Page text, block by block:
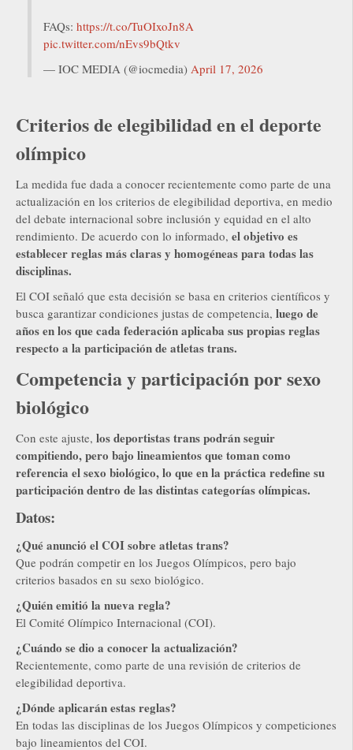
FAQs: https://t.co/TuOIxoJn8A
pic.twitter.com/nEvs9bQtkv
— IOC MEDIA (@iocmedia) April 17, 2026
Criterios de elegibilidad en el deporte
olímpico
La medida fue dada a conocer recientemente como parte de una
actualización en los criterios de elegibilidad deportiva, en medio
del debate internacional sobre inclusión y equidad en el alto
rendimiento. De acuerdo con lo informado, el objetivo es
establecer reglas más claras y homogéneas para todas las
disciplinas.
El COI señaló que esta decisión se basa en criterios científicos y
busca garantizar condiciones justas de competencia, luego de
años en los que cada federación aplicaba sus propias reglas
respecto a la participación de atletas trans.
Competencia y participación por sexo
biológico
Con este ajuste, los deportistas trans podrán seguir
compitiendo, pero bajo lineamientos que toman como
referencia el sexo biológico, lo que en la práctica redefine su
participación dentro de las distintas categorías olímpicas.
Datos:
¿Qué anunció el COI sobre atletas trans?
Que podrán competir en los Juegos Olímpicos, pero bajo
criterios basados en su sexo biológico.
¿Quién emitió la nueva regla?
El Comité Olímpico Internacional (COI).
¿Cuándo se dio a conocer la actualización?
Recientemente, como parte de una revisión de criterios de
elegibilidad deportiva.
¿Dónde aplicarán estas reglas?
En todas las disciplinas de los Juegos Olímpicos y competiciones
bajo lineamientos del COI.